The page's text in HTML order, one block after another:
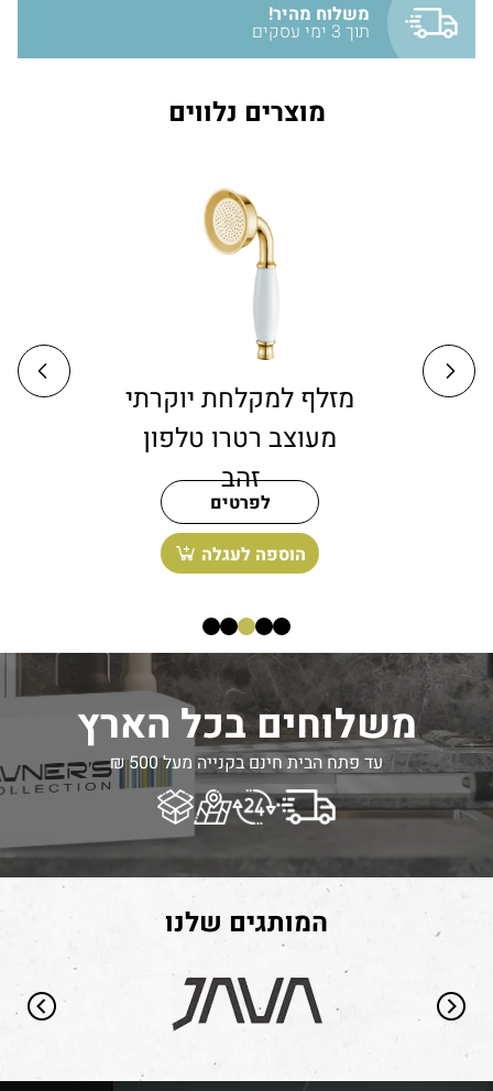
משלוח מהיר!
תוך 3 ימי עסקים
מוצרים נלווים
מוט פינוק זהב מבריק
רטרו עם מזלף
מיקרופון
לפרטים
הוספה לעגלה
משלוחים בכל הארץ
עד פתח הבית חינם בקנייה מעל 500 ₪
המותגים שלנו